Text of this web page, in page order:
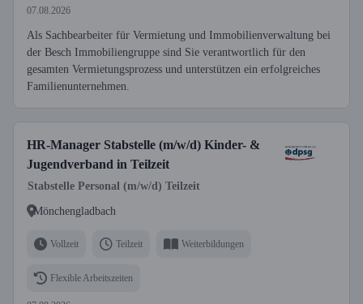
07.08.2026
Als Sachbearbeiter für Vermietung und Immobilienverwaltung bei
der Besch Immobiliengruppe sind Sie verantwortlich für den
gesamten Vermietungsprozess und unterstützen ein erfolgreiches
Familienunternehmen.
HR-Manager Stabstelle (m/w/d) Kinder- &
Jugendverband in Teilzeit
Stabstelle Personal (m/w/d) Teilzeit
Mönchengladbach
Vollzeit Teilzeit Weiterbildungen
Flexible Arbeitszeiten